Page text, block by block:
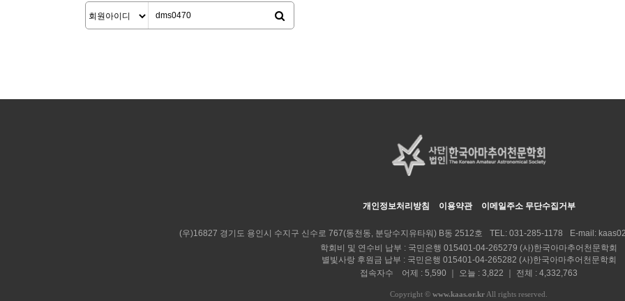
개인정보처리방침 이용약관 이메일주소 무단수집거부
(우)16827 경기도 용인시 수지구 신수로 767(동천동, 분당수지유타워) B동 2512호 TEL: 031-285-1178 E-mail:
학회비 및 연수비 납부 : 국민은행 015401-04-265279 (사)한국아마추어천문학회
별빛사랑 후원금 납부 : 국민은행 015401-04-265282 (사)한국아마추어천문학회
접속자수 어제 : 5,590 ｜ 오늘 : 3,822 ｜ 전체 : 4,332,763
Copyright © www.kaas.or.kr All rights reserved.